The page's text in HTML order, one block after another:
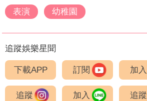
表演 幼稚園
追蹤娛樂星聞
下載APP 訂閱 加入
追蹤 加入 追蹤